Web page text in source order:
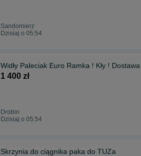
Sandomierz
Dzisiaj o 05:54
Widły Paleciak Euro Ramka ! Kły ! Dostawa
1 400 zł
Drobin
Dzisiaj o 05:54
Skrzynia do ciągnika paka do TUZa